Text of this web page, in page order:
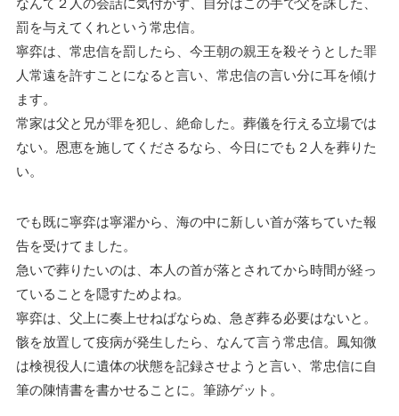
なんて２人の会話に気付かず、自分はこの手で父を誅した、
罰を与えてくれという常忠信。
寧弈は、常忠信を罰したら、今王朝の親王を殺そうとした罪
人常遠を許すことになると言い、常忠信の言い分に耳を傾け
ます。
常家は父と兄が罪を犯し、絶命した。葬儀を行える立場では
ない。恩恵を施してくださるなら、今日にでも２人を葬りた
い。
でも既に寧弈は寧濯から、海の中に新しい首が落ちていた報
告を受けてました。
急いで葬りたいのは、本人の首が落とされてから時間が経っ
ていることを隠すためよね。
寧弈は、父上に奏上せねばならぬ、急ぎ葬る必要はないと。
骸を放置して疫病が発生したら、なんて言う常忠信。鳳知微
は検視役人に遺体の状態を記録させようと言い、常忠信に自
筆の陳情書を書かせることに。筆跡ゲット。